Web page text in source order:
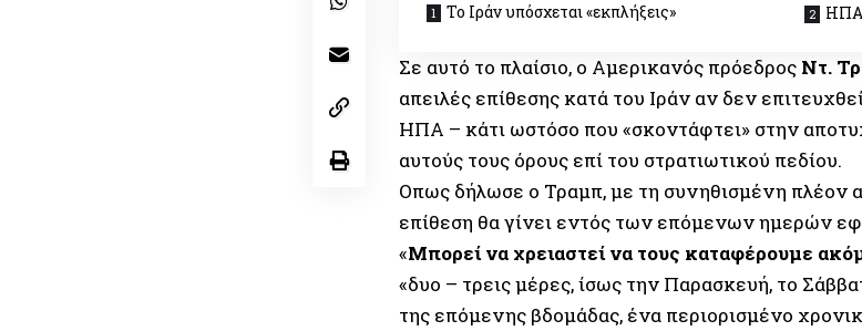
Το Ιράν υπόσχεται «εκπλήξεις» ΗΠΑ:
Σε αυτό το πλαίσιο, ο Αμερικανός πρόεδρος Ντ.
απειλές επίθεσης κατά του Ιράν αν δεν
ΗΠΑ – κάτι ωστόσο που «σκοντάφτει» στην
αυτούς τους όρους επί του στρατιωτικού πεδίου.
Οπως δήλωσε ο Τραμπ, με τη συνηθισμένη πλέον
επίθεση θα γίνει εντός των επόμενων ημερών
«Μπορεί να χρειαστεί να τους καταφέρουμε
«δυο – τρεις μέρες, ίσως την Παρασκευή, το
της επόμενης βδομάδας, ένα περιορισμένο